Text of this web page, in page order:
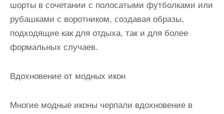
шорты в сочетании с полосатыми футболками или
рубашками с воротником, создавая образы,
подходящие как для отдыха, так и для более
формальных случаев.
Вдохновение от модных икон
Многие модные иконы черпали вдохновение в